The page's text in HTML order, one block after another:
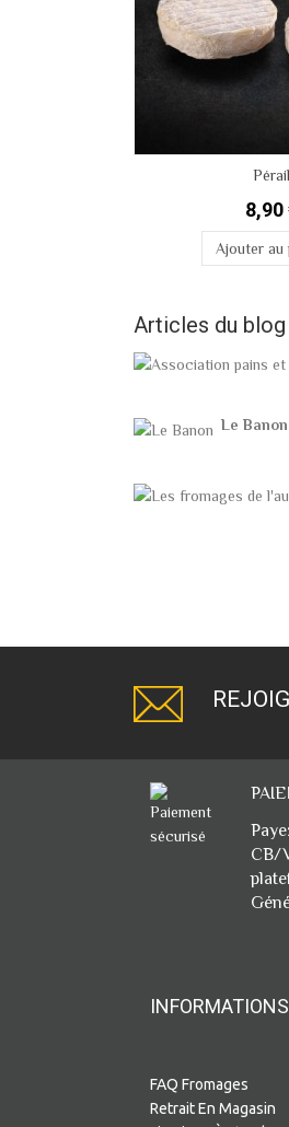
Pérail
8,90
Ajouter au
Articles du
Le Banon
CB/
INFORMATIONS
FAQ Fromages
Retrait En Magasin